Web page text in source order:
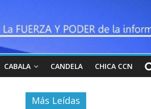
CABALA CANDELA CHICA CCN
Más Leídas